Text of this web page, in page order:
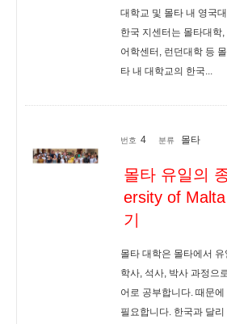
대학교 및 몰타 내 영국
한국 지센터는 몰타대학
어학센터, 런던대학 등
타 내 대학교의 한국...
번호 4 분류 몰타
몰타 유일의
ersity of
기
몰타 대학은 몰타에서
학사, 석사, 박사 과정으
어로 공부합니다. 때문
필요합니다. 한국과 달